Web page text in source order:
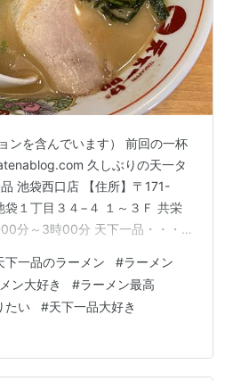
ンを含んでいます） 前回の一杯
久しぶりの天一タ
池袋西口店 【住所】〒171-
１丁目３４−４ １～３Ｆ 共栄
分～3時00分 天下一品・・・池
」入れてみました。 が、特にい
し、相変わらずの美味。平日の
ていなくて食べやすかったです
こってり】 ラーメン 天下一品
下一品のラーメン #ラーメン
ン大好き #ラーメン最高
たい #天下一品大好き